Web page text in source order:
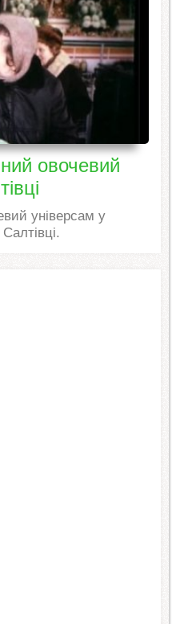
овочевий
універсам у